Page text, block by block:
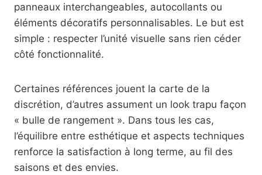
panneaux interchangeables, autocollants ou
éléments décoratifs personnalisables. Le but est
simple : respecter l’unité visuelle sans rien céder
côté fonctionnalité.
Certaines références jouent la carte de la
discrétion, d’autres assument un look trapu façon
« bulle de rangement ». Dans tous les cas,
l’équilibre entre esthétique et aspects techniques
renforce la satisfaction à long terme, au fil des
saisons et des envies.